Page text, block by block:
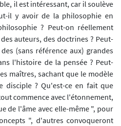
il est intéressant, car il soulève
il y avoir de la philosophie en
? Peut-on réellement
auteurs, des doctrines ? Peut-
(sans référence aux) grandes
l'histoire de la pensée ? Peut-
maîtres, sachant que le modèle
disciple ? Qu'est-ce en fait que
commence avec l'étonnement,
de l'âme avec elle-même ", pour
", d'autres convoqueront